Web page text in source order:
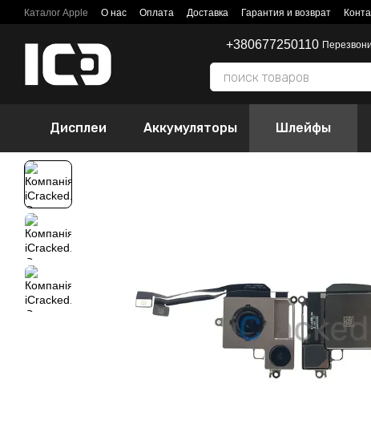
Перейти к основному контенту
Каталог Apple О нас Оплата Доставка Гарантия и возврат
+380677250110
Дисплеи Аккумуляторы Шлейфы